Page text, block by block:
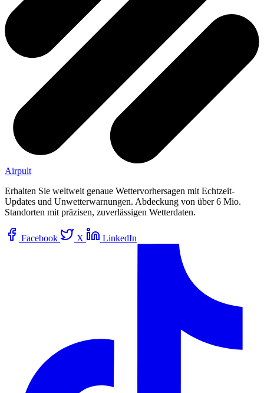
Airpult
Erhalten Sie weltweit genaue Wettervorhersagen mit Echtzeit-
Updates und Unwetterwarnungen. Abdeckung von über 6 Mio.
Standorten mit präzisen, zuverlässigen Wetterdaten.
Facebook X LinkedIn